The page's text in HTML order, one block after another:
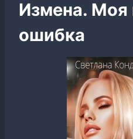
Измена. Моя
ошибка